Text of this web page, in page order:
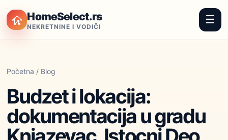
HomeSelect.rs
NEKRETNINE I VODIČI
☰
Početna / Blog
Budzet i lokacija:
dokumentacija u gradu